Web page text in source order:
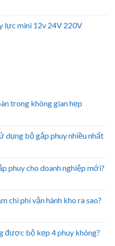
lực mini 12v 24V 220V
trong không gian hẹp
dụng bộ gắp phuy nhiều nhất
phuy cho doanh nghiệp mới?
chi phí vận hành kho ra sao?
được bộ kẹp 4 phuy không?